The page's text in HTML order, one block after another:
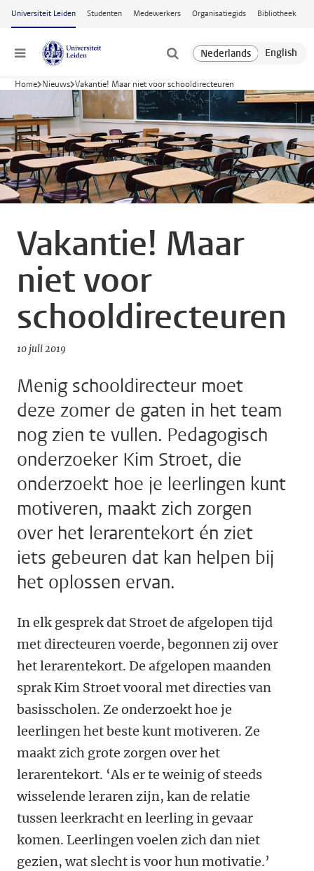
Ga naar hoofdinhoud
Universiteit Leiden Studenten Medewerkers Organisatiegids Bibliotheek
Menu
Home Nieuws Vakantie! Maar niet voor schooldirecteuren
Vakantie! Maar
niet voor
schooldirecteuren
10 juli 2019
Menig schooldirecteur moet
deze zomer de gaten in het team
nog zien te vullen. Pedagogisch
onderzoeker Kim Stroet, die
onderzoekt hoe je leerlingen kunt
motiveren, maakt zich zorgen
over het lerarentekort én ziet
iets gebeuren dat kan helpen bij
het oplossen ervan.
In elk gesprek dat Stroet de afgelopen tijd
met directeuren voerde, begonnen zij over
het lerarentekort. De afgelopen maanden
sprak Kim Stroet vooral met directies van
basisscholen. Ze onderzoekt hoe je
leerlingen het beste kunt motiveren. Ze
maakt zich grote zorgen over het
lerarentekort. ‘Als er te weinig of steeds
wisselende leraren zijn, kan de relatie
tussen leerkracht en leerling in gevaar
komen. Leerlingen voelen zich dan niet
gezien, wat slecht is voor hun motivatie.’